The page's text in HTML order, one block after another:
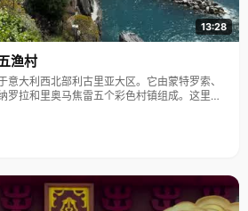
13:28
渔村
大利西北部利古里亚大区。它由蒙特罗索、
罗拉和里奥马焦雷五个彩色村镇组成。这里依
年被列为世界文化遗产。